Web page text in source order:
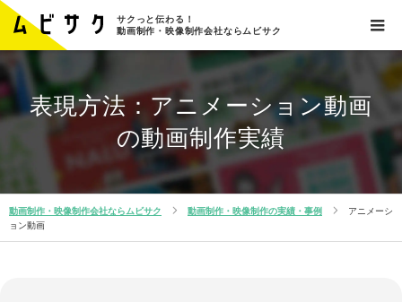
サクっと伝わる！
動画制作・映像制作会社ならムビサク
表現方法：アニメーション動画
の動画制作実績
動画制作・映像制作会社ならムビサク 動画制作・映像制作の実績・事例
アニメーシ
ョン動画